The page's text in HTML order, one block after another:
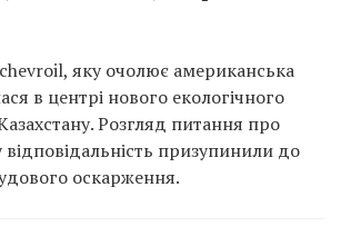
яку очолює американська
в центрі нового екологічного
Розгляд питання про
відповідальність призупинили до
оскарження.